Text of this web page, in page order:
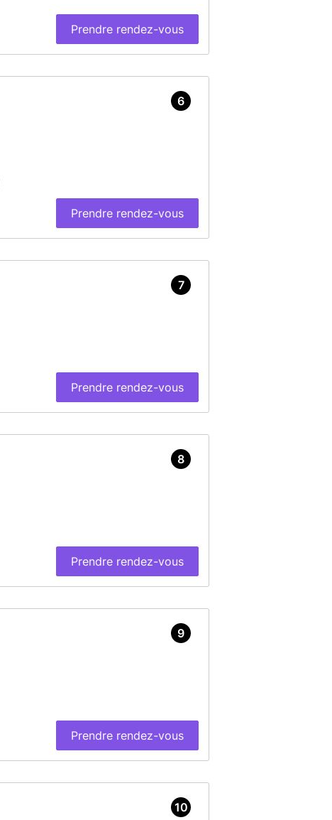
Prendre rendez-vous
Prendre rendez-vous
6
Prendre rendez-vous
7
Prendre rendez-vous
8
Prendre rendez-vous
9
10